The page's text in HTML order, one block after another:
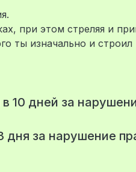
при этом стреляя и
ты изначально и
10 дней за
дня за нарушение